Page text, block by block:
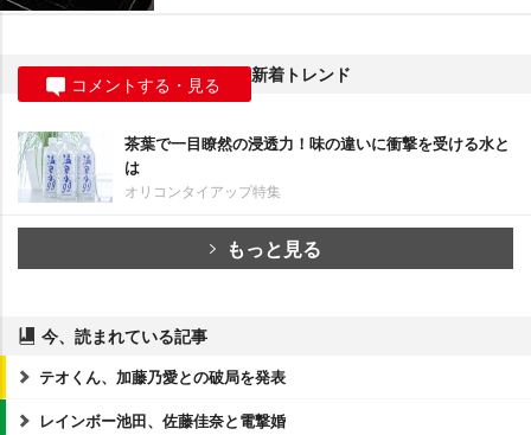
コメントする・見る 新着トレンド
茶葉で一目瞭然の浸透力！味の違いに衝撃を受ける水と
は
オリコンタイアップ特集
もっと見る
今、読まれている記事
テオくん、加藤乃愛との破局を発表
レインボー池田、佐藤佳奈と電撃婚